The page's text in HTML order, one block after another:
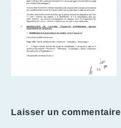
Laisser un commentaire